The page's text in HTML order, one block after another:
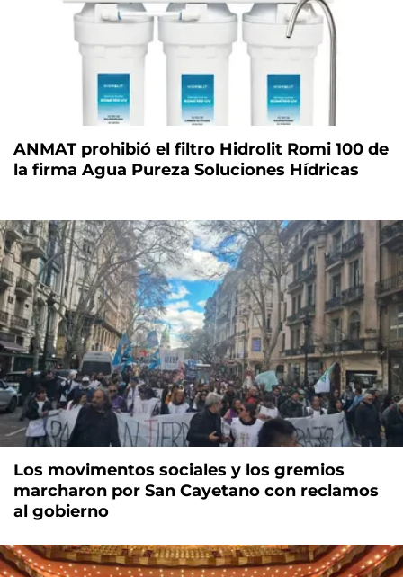
ANMAT prohibió el filtro Hidrolit Romi 100 de
la firma Agua Pureza Soluciones Hídricas
Los movimentos sociales y los gremios
marcharon por San Cayetano con reclamos
al gobierno